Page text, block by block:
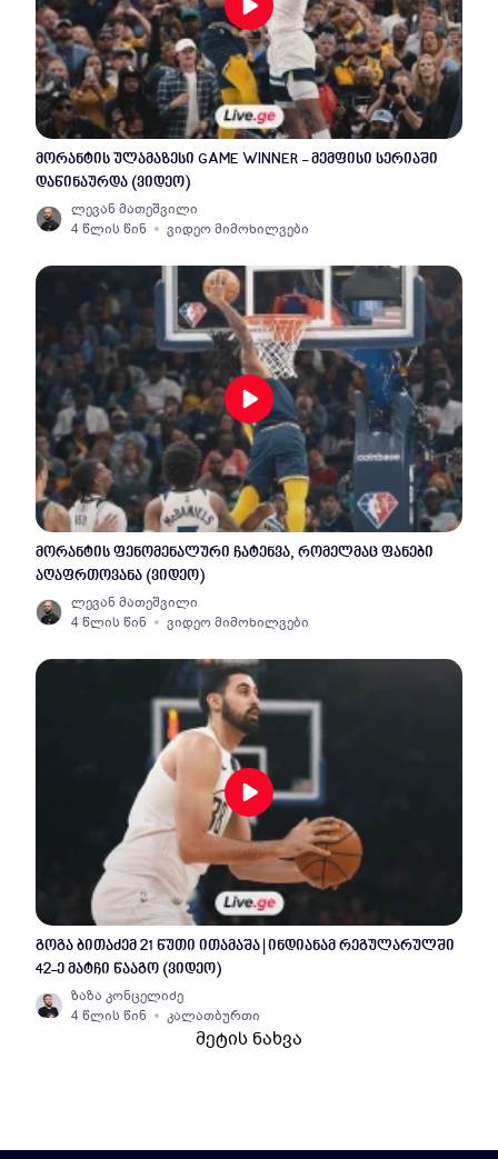
მორანტის ულამაზესი GAME WINNER - მემფისი სერიაში
დაწინაურდა (ვიდეო)
ლევან მათეშვილი
4 წლის წინ
ვიდეო მიმოხილვები
მორანტის ფენომენალური ჩატენვა, რომელმაც ფანები
აღაფრთოვანა (ვიდეო)
ლევან მათეშვილი
4 წლის წინ
ვიდეო მიმოხილვები
გოგა ბითაძემ 21 წუთი ითამაშა | ინდიანამ რეგულარულში
42-ე მატჩი წააგო (ვიდეო)
ზაზა კონცელიძე
4 წლის წინ
კალათბურთი
მეტის ნახვა